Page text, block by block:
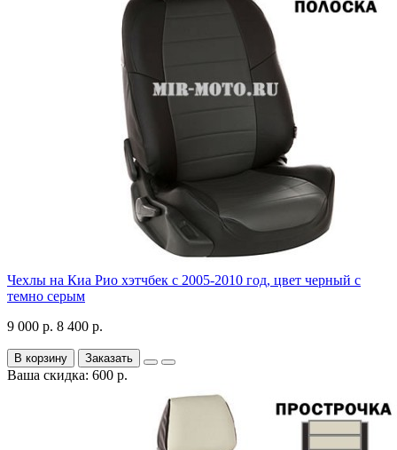
Чехлы на Киа Рио хэтчбек с 2005-2010 год, цвет черный с
темно серым
9 000 р. 8 400 р.
В корзину Заказать
Ваша скидка: 600 р.